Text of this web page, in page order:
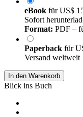
eBook fürUS$
Sofort
Format: PDF –
Paperback für
Versand weltweit
In den Warenkorb
Blick ins Buch